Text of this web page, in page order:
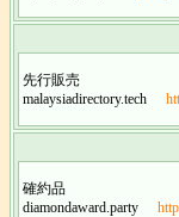
先行販売
malaysiadirectory.tech
確約品
diamondaward.party